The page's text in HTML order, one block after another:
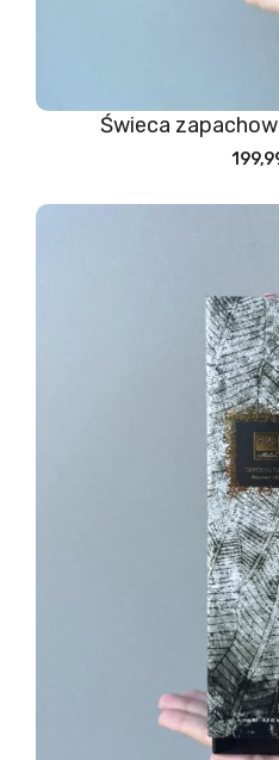
Świeca